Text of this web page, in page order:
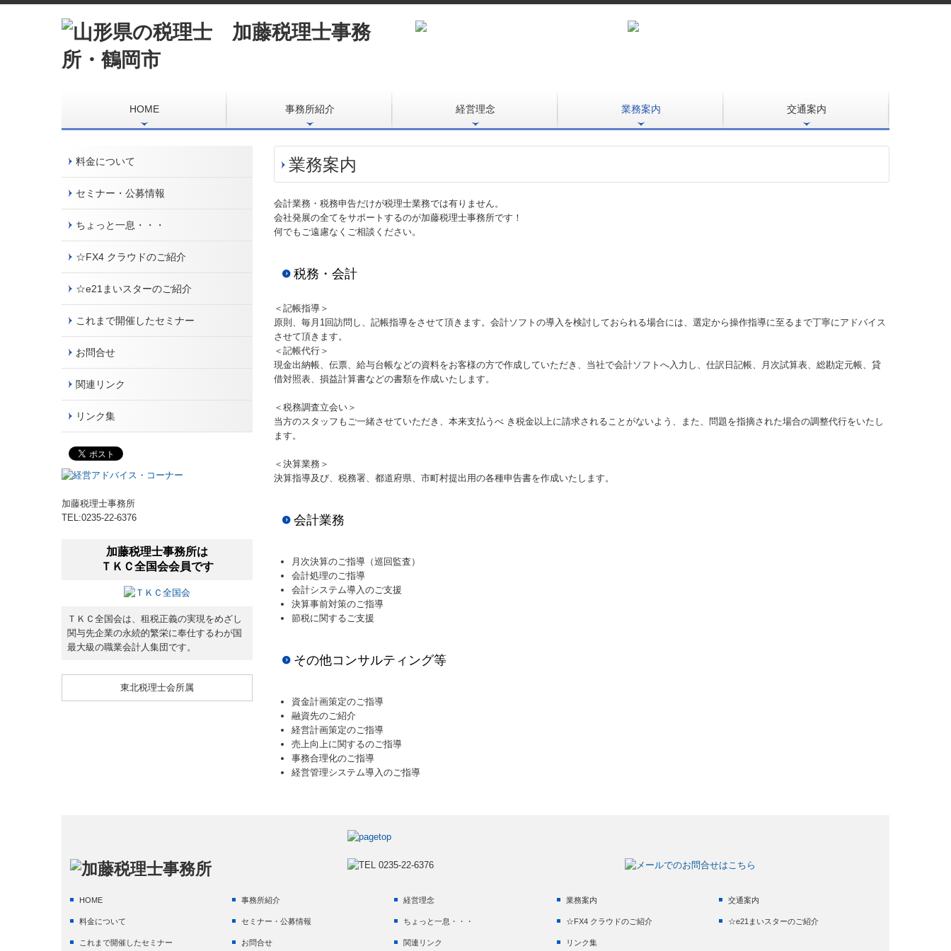
HOME 事務所紹介
新着情報
経営理念 業務案内 交通案内
料金について
セミナー・公募情報
ちょっと一息・・・
☆FX4 クラウドのご紹介
☆e21まいスターのご紹介
これまで開催したセミナー
お問合せ
関連リンク
リンク集
加藤税理士事務所
TEL:0235-22-6376
加藤税理士事務所は
ＴＫＣ全国会会員です
ＴＫＣ全国会は、租税正義の実現をめざし
関与先企業の永続的繁栄に奉仕するわが国
最大級の職業会計人集団です。
東北税理士会所属
業務案内
会計業務・税務申告だけが税理士業務では有りません。
会社発展の全てをサポートするのが加藤税理士事務所です！
何でもご遠慮なくご相談ください。
税務・会計
＜記帳指導＞
原則、毎月1回訪問し、記帳指導をさせて頂きます。会計ソフトの導入を検討しておられる場合には、選定から操作指導に至るまで丁寧にアドバイス
させて頂きます。
＜記帳代行＞
現金出納帳、伝票、給与台帳などの資料をお客様の方で作成していただき、当社で会計ソフトへ入力し、仕訳日記帳、月次試算表、総勘定元帳、貸
借対照表、損益計算書などの書類を作成いたします。
＜税務調査立会い＞
当方のスタッフもご一緒させていただき、本来支払うべ き税金以上に請求されることがないよう、また、問題を指摘された場合の調整代行をいたし
ます。
＜決算業務＞
決算指導及び、税務署、都道府県、市町村提出用の各種申告書を作成いたします。
会計業務
月次決算のご指導（巡回監査）
会計処理のご指導
会計システム導入のご支援
決算事前対策のご指導
節税に関するご支援
その他コンサルティング等
資金計画策定のご指導
融資先のご紹介
経営計画策定のご指導
売上向上に関するのご指導
事務合理化のご指導
経営管理システム導入のご指導
HOME 事務所紹介 経営理念 業務案内 交通案内
料金について セミナー・公募情報 ちょっと一息・・・ ☆FX4 クラウドのご紹介 ☆e21まいスターのご紹介
これまで開催したセミナー お問合せ 関連リンク リンク集